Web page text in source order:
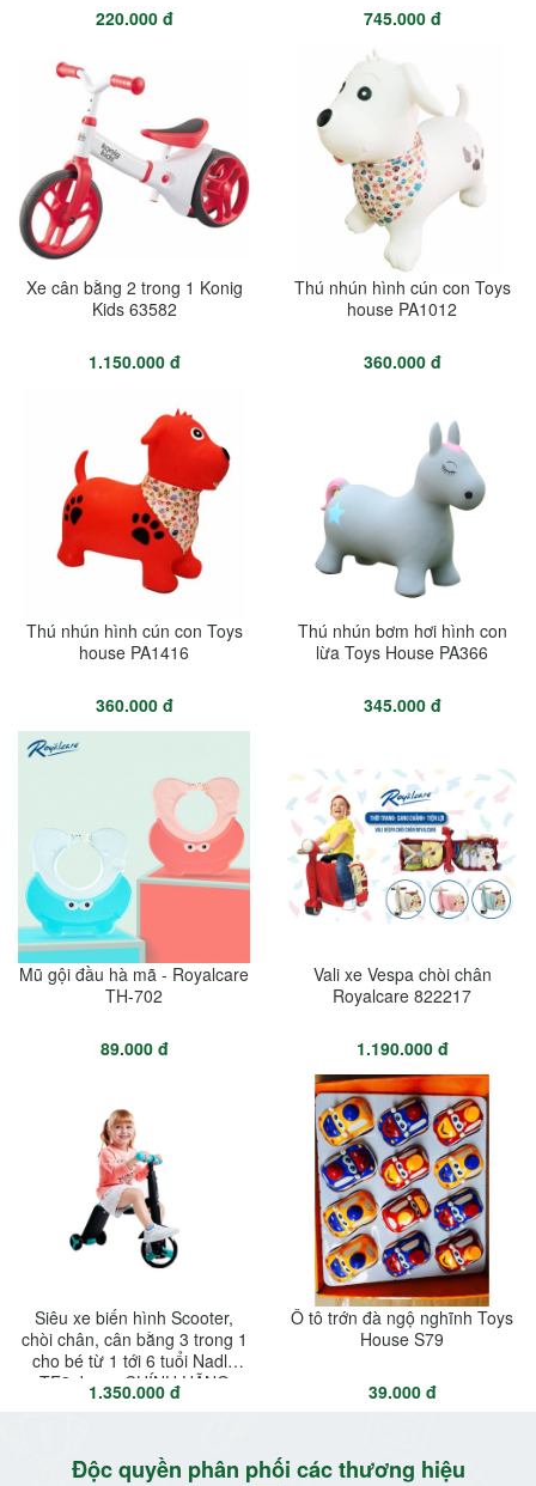
220.000 đ
745.000 đ
Xe cân bằng 2 trong 1 Konig
Kids 63582
1.150.000 đ
Thú nhún hình cún con Toys
house PA1012
360.000 đ
Thú nhún hình cún con Toys
house PA1416
360.000 đ
Thú nhún bơm hơi hình con
lừa Toys House PA366
345.000 đ
Mũ gội đầu hà mã - Royalcare
TH-702
89.000 đ
Vali xe Vespa chòi chân
Royalcare 822217
1.190.000 đ
Siêu xe biến hình Scooter,
chòi chân, cân bằng 3 trong 1
cho bé từ 1 tới 6 tuổi Nadle
TF3 Joovy CHÍNH HÃNG
1.350.000 đ
Ô tô trớn đà ngộ nghĩnh Toys
House S79
39.000 đ
Độc quyền phân phối các thương hiệu